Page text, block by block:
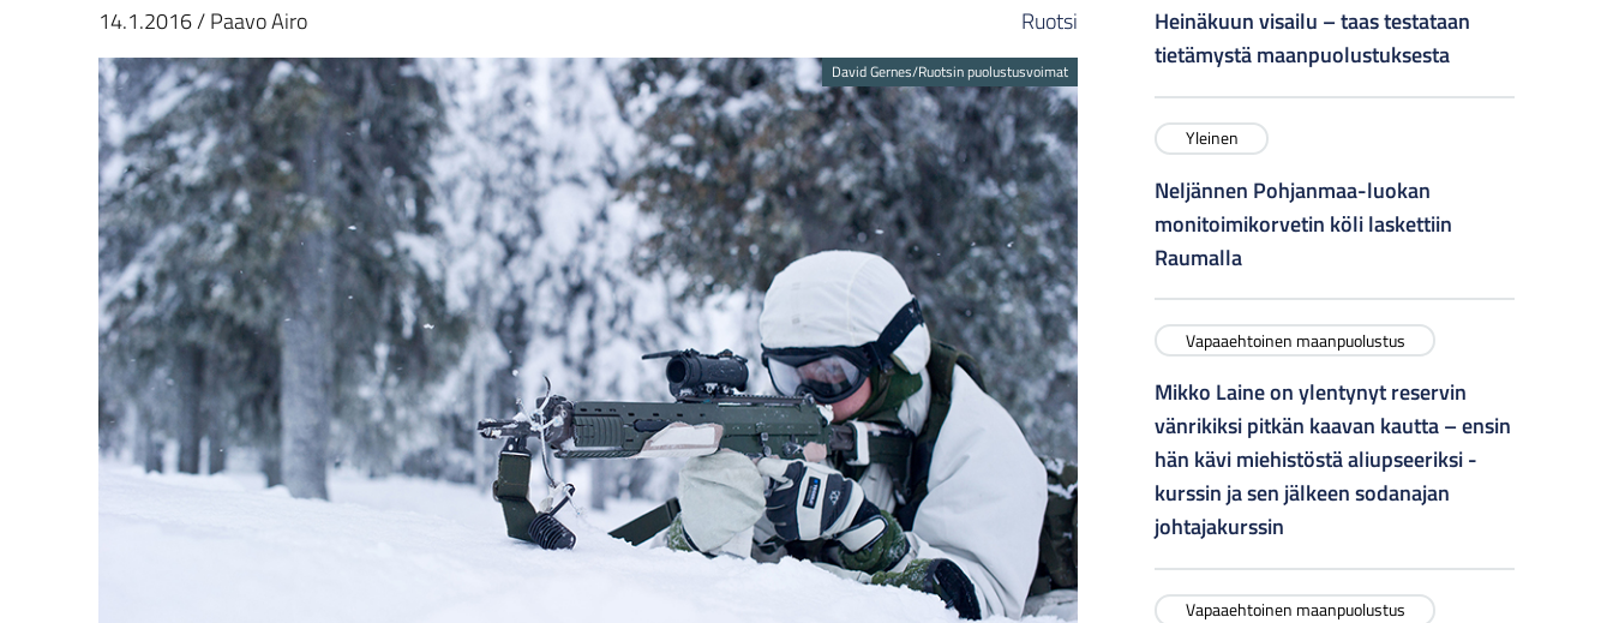
14.1.2016/Paavo Airo Ruotsi
David Gernes/Ruotsin puolustusvoimat
Heinäkuun visailu – taas testataan
tietämystä maanpuolustuksesta
Yleinen
Neljännen Pohjanmaa-luokan
monitoimikorvetin köli laskettiin
Raumalla
Vapaaehtoinen maanpuolustus
Mikko Laine on ylentynyt reservin
vänrikiksi pitkän kaavan kautta – ensin
hän kävi miehistöstä aliupseeriksi -
kurssin ja sen jälkeen sodanajan
johtajakurssin
Vapaaehtoinen maanpuolustus